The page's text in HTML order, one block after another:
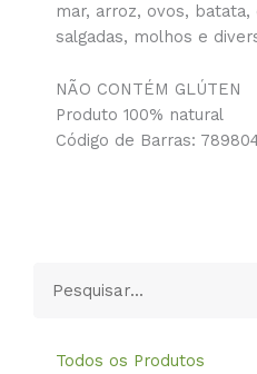
mar, arroz, ovos,
salgadas, molhos e
NÃO CONTÉM GLÚTEN
Produto 100% natural
Código de Barras:
Todos os Produtos